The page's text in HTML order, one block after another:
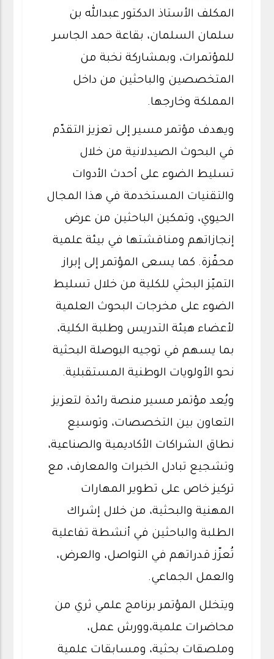
المكلف الأستاذ الدكتور عبدالله بن
سلمان السلمان، بقاعة حمد الجاسر
للمؤتمرات، وبمشاركة نخبة من
المتخصصين والباحثين من داخل
المملكة وخارجها.
ويهدف مؤتمر مسير إلى تعزيز التقدّم
في البحوث الصيدلانية من خلال
تسليط الضوء على أحدث الأدوات
والتقنيات المستخدمة في هذا المجال
الحيوي، وتمكين الباحثين من عرض
إنجازاتهم ومناقشتها في بيئة علمية
محفّزة. كما يسعى المؤتمر إلى إبراز
التميّز البحثي للكلية من خلال تسليط
الضوء على مخرجات البحوث العلمية
لأعضاء هيئة التدريس وطلبة الكلية،
بما يسهم في توجيه البوصلة البحثية
نحو الأولويات الوطنية المستقبلية.
ويُعد مؤتمر مسير منصة رائدة لتعزيز
التعاون بين التخصصات، وتوسيع
نطاق الشراكات الأكاديمية والصناعية،
وتشجيع تبادل الخبرات والمعارف، مع
تركيز خاص على تطوير المهارات
المهنية والبحثية، من خلال إشراك
الطلبة والباحثين في أنشطة تفاعلية
تُعزّز قدراتهم في التواصل، والعرض،
والعمل الجماعي.
ويتخلل المؤتمر برنامج علمي ثري من
محاضرات علمية،وورش عمل،
وملصقات بحثية، ومسابقات علمية